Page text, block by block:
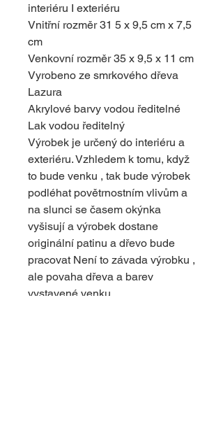
interiéru I exteriéru
Vnitřní rozměr 31 5 x 9,5 cm x 7,5
cm
Venkovní rozměr 35 x 9,5 x 11 cm
Vyrobeno ze smrkového dřeva
Lazura
Akrylové barvy vodou ředitelné
Lak vodou ředitelný
Výrobek je určený do interiéru a
exteriéru. Vzhledem k tomu, když
to bude venku , tak bude výrobek
podléhat povětrnostním vlivům a
na slunci se časem okýnka
vyšisují a výrobek dostane
originální patinu a dřevo bude
pracovat Není to závada výrobku ,
ale povaha dřeva a barev
vystavené venku .